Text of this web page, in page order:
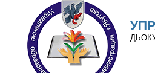
Перейти к основному содержанию
Skip to search